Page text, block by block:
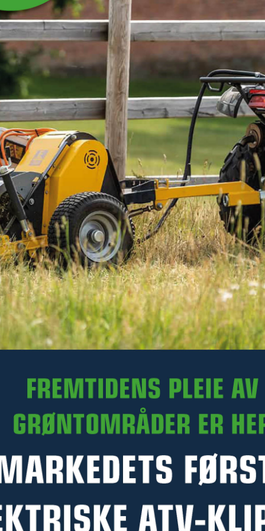
SPLINT NEDRE 3-
PUNKT TIL
ROTORSLÅMASKIN
Splint nedre 3-punkt til rotorslåmaskin
RS165H/210H/250H
Les mer
På lager hos Kellfri sentrallager
Art.nr. R35-RS165H.039
Denne varen kan ikke bestilles med Click & Collect på
de kan skaffe varen og selge den til deg. Kontakt nærmeste
forhandler –klikk her
PRODUKTINFORMASJON